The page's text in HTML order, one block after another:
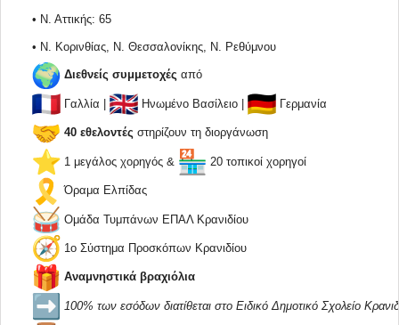
• Ν. Αττικής: 65
• Ν. Κορινθίας, Ν. Θεσσαλονίκης, Ν. Ρεθύμνου
Διεθνείς συμμετοχές από
Γαλλία | Ηνωμένο Βασίλειο | Γερμανία
40 εθελοντές στηρίζουν τη διοργάνωση
1 μεγάλος χορηγός & 20 τοπικοί χορηγοί
Όραμα Ελπίδας
Ομάδα Τυμπάνων ΕΠΑΛ Κρανιδίου
1ο Σύστημα Προσκόπων Κρανιδίου
Αναμνηστικά βραχιόλια
100% των εσόδων διατίθεται στο Ειδικό Δημοτικό Σχολείο